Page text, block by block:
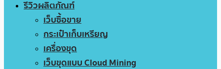
รีวิวผลิตภัณฑ์
เว็บซื้อขาย
กระเป๋าเก็บเหรียญ
เครื่องขุด
เว็บขุดแบบ Cloud Mining